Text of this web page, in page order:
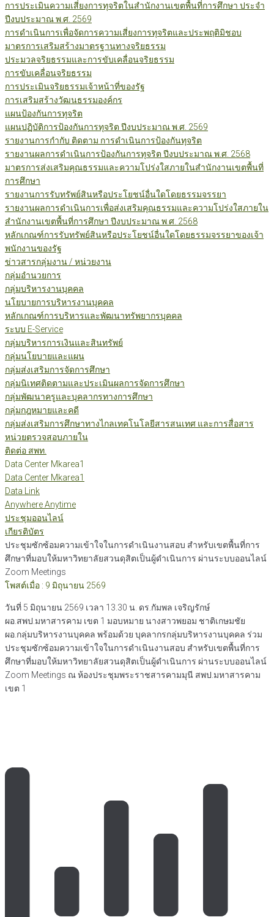
การประเมินความเสี่ยงการทุจริตในสำนักงานเขตพื้นที่การศึกษา ประจำ
ปีงบประมาณ พ.ศ. 2569
การดำเนินการเพื่อจัดการความเสี่ยงการทุจริตและประพฤติมิชอบ
มาตรการเสริมสร้างมาตรฐานทางจริยธรรม
ประมวลจริยธรรมและการขับเคลื่อนจริยธรรม
การขับเคลื่อนจริยธรรม
การประเมินจริยธรรมเจ้าหน้าที่ของรัฐ
การเสริมสร้างวัฒนธรรมองค์กร
แผนป้องกันการทุจริต
แผนปฏิบัติการป้องกันการทุจริต ปีงบประมาณ พ.ศ. 2569
รายงานการกำกับ ติดตาม การดำเนินการป้องกันทุจริต
รายงานผลการดำเนินการป้องกันการทุจริต ปีงบประมาณ พ.ศ. 2568
มาตรการส่งเสริมคุณธรรมและความโปร่งใสภายในสำนักงานเขตพื้นที่
การศึกษา
รายงานการรับทรัพย์สินหรือประโยชน์อื่นใดโดยธรรมจรรยา
รายงานผลการดำเนินการเพื่อส่งเสริมคุณธรรมและความโปร่งใสภายใน
สำนักงานเขตพื้นที่การศึกษา ปีงบประมาณ พ.ศ. 2568
หลักเกณฑ์การรับทรัพย์สินหรือประโยชน์อื่นใดโดยธรรมจรรยาของเจ้า
พนักงานของรัฐ
ข่าวสารกลุ่มงาน / หน่วยงาน
กลุ่มอำนวยการ
กลุ่มบริหารงานบุคคล
นโยบายการบริหารงานบุคคล
หลักเกณฑ์การบริหารและพัฒนาทรัพยากรบุคคล
ระบบ E-Service
กลุ่มบริหารการเงินและสินทรัพย์
กลุ่มนโยบายและแผน
กลุ่มส่งเสริมการจัดการศึกษา
กลุ่มนิเทศติดตามและประเมินผลการจัดการศึกษา
กลุ่มพัฒนาครูและบุคลากรทางการศึกษา
กลุ่มกฎหมายและคดี
กลุ่มส่งเสริมการศึกษาทางไกลเทคโนโลยีสารสนเทศ และการสื่อสาร
หน่วยตรวจสอบภายใน
ติดต่อ สพท.
Data Center Mkarea1
Data Center Mkarea1
Data Link
Anywhere Anytime
ประชุมออนไลน์
เกียรติบัตร
ประชุมซักซ้อมความเข้าใจในการดำเนินงานสอบ สำหรับเขตพื้นที่การ
ศึกษาที่มอบให้มหาวิทยาลัยสวนดุสิตเป็นผู้ดำเนินการ ผ่านระบบออนไลน์
Zoom Meetings
โพสต์เมื่อ : 9 มิถุนายน 2569
วันที่ 5 มิถุนายน 2569 เวลา 13.30 น. ดร.กัมพล เจริญรักษ์
ผอ.สพป.มหาสารคาม เขต 1 มอบหมาย นางสาวพยอม ชาติเกษมชัย
ผอ.กลุ่มบริหารงานบุคคล พร้อมด้วย บุคลากรกลุ่มบริหารงานบุคคล ร่วม
ประชุมซักซ้อมความเข้าใจในการดำเนินงานสอบ สำหรับเขตพื้นที่การ
ศึกษาที่มอบให้มหาวิทยาลัยสวนดุสิตเป็นผู้ดำเนินการ ผ่านระบบออนไลน์
Zoom Meetings ณ ห้องประชุมพระราชสารคามมุนี สพป.มหาสารคาม
เขต 1